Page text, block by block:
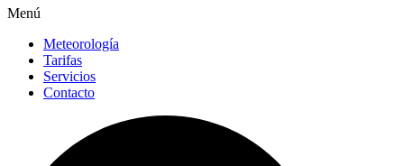
Menú
Meteorología
Tarifas
Servicios
Contacto